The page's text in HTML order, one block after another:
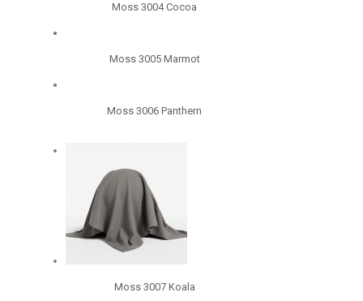
Moss 3004 Cocoa
Moss 3005 Marmot
Moss 3006 Panthern
Moss 3007 Koala